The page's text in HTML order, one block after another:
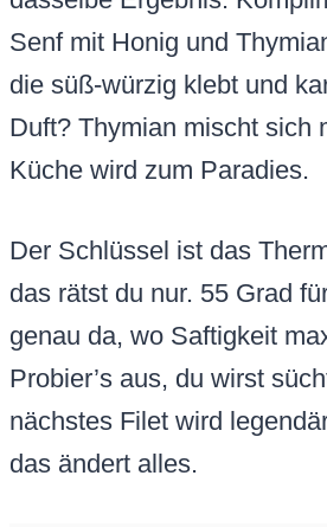
Senf mit Honig und
die süß-würzig klebt und
Duft? Thymian mischt sich
Küche wird zum Paradies.
Der Schlüssel ist das
das rätst du nur. 55 Grad
genau da, wo Saftigkeit
Probier’s aus, du wirst
nächstes Filet wird
das ändert alles.